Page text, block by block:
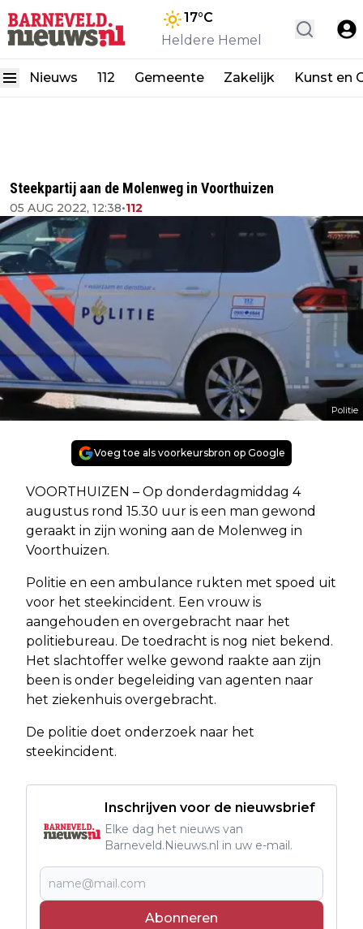
17°C
Heldere Hemel
Nieuws 112 Gemeente Zakelijk Kunst en
Steekpartij aan de Molenweg in Voorthuizen
05 AUG 2022, 12:38•112
Politie
Voeg toe als voorkeursbron op Google
VOORTHUIZEN – Op donderdagmiddag 4
augustus rond 15.30 uur is een man gewond
geraakt in zijn woning aan de Molenweg in
Voorthuizen.
Politie en een ambulance rukten met spoed uit
voor het steekincident. Een vrouw is
aangehouden en overgebracht naar het
politiebureau. De toedracht is nog niet bekend.
Het slachtoffer welke gewond raakte aan zijn
been is onder begeleiding van agenten naar
het ziekenhuis overgebracht.
De politie doet onderzoek naar het
steekincident.
Inschrijven voor de nieuwsbrief
Elke dag het nieuws van
Barneveld.Nieuws.nl in uw e-mail.
Abonneren